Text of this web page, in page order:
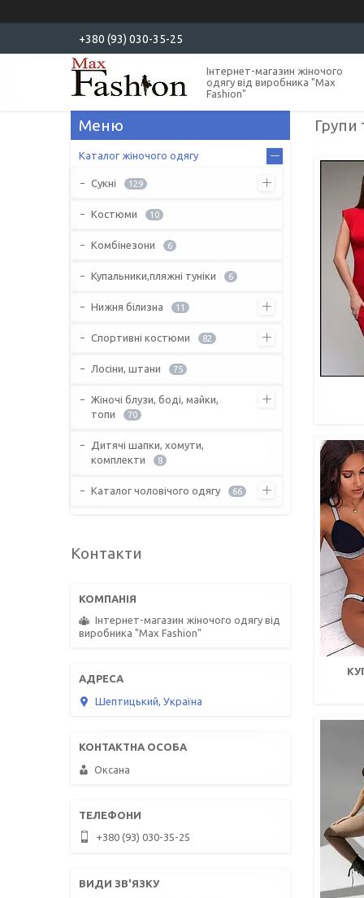
+380 (93) 030-35-25
Інтернет-магазин жіночого
одягу від виробника "Max
Fashion"
Групи
Каталог жіночого одягу
Сукні 129
Костюми 10
Комбінезони 6
Купальники,пляжні туніки 6
Нижня білизна 11
Спортивні костюми 82
Лосіни, штани 75
Жіночі блузи, боді, майки,
топи
70
Дитячі шапки, хомути,
комплекти
8
Каталог чоловічого одягу 66
Контакти
Інтернет-магазин жіночого одягу від
виробника "Max Fashion"
Шептицький, Україна
Оксана
+380 (93) 030-35-25